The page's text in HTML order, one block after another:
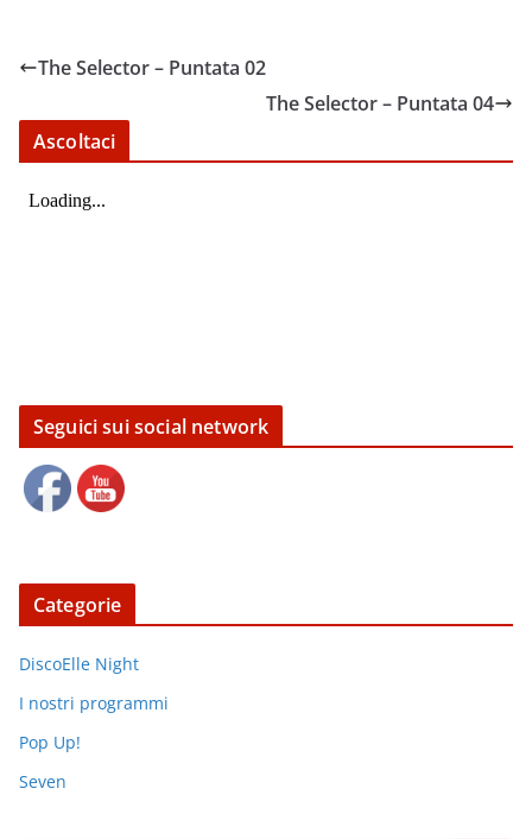
The Selector – Puntata 02
The Selector – Puntata 04
Ascoltaci
Seguici sui social network
Categorie
DiscoElle Night
I nostri programmi
Pop Up!
Seven